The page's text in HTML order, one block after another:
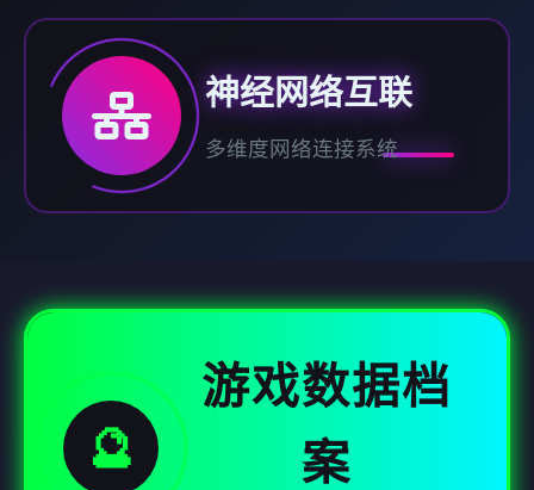
神经网络互联
多维度网络连接系统
🔮
游戏数据档
案